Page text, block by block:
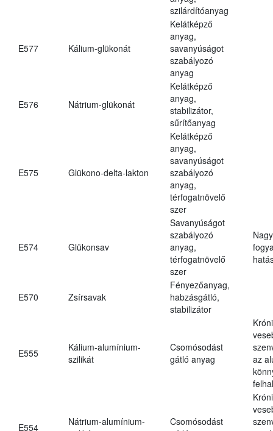
szilárdítóanyag
E577 Kálium-glükonát
Kelátképző
anyag,
savanyúságot
szabályozó
anyag
E576 Nátrium-glükonát
Kelátképző
anyag,
stabilizátor,
sűrítőanyag
E575 Glükono-delta-lakton
Kelátképző
anyag,
savanyúságot
szabályozó
anyag,
térfogatnövelő
szer
E574 Glükonsav
Savanyúságot
szabályozó
anyag,
térfogatnövelő
szer
E570 Zsírsavak
Fényezőanyag,
habzásgátló,
stabilizátor
E555
Kálium-alumínium-
szilikát
Csomósodást
gátló anyag
az
E554
Nátrium-alumínium-
Csomósodást